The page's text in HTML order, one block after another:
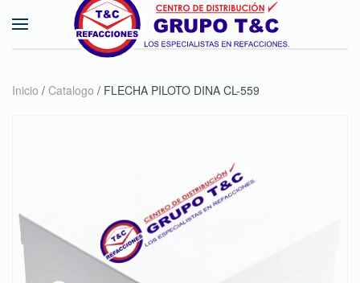
Skip to main content
Inicio / Catalogo / FLECHA PILOTO DINA CL-559